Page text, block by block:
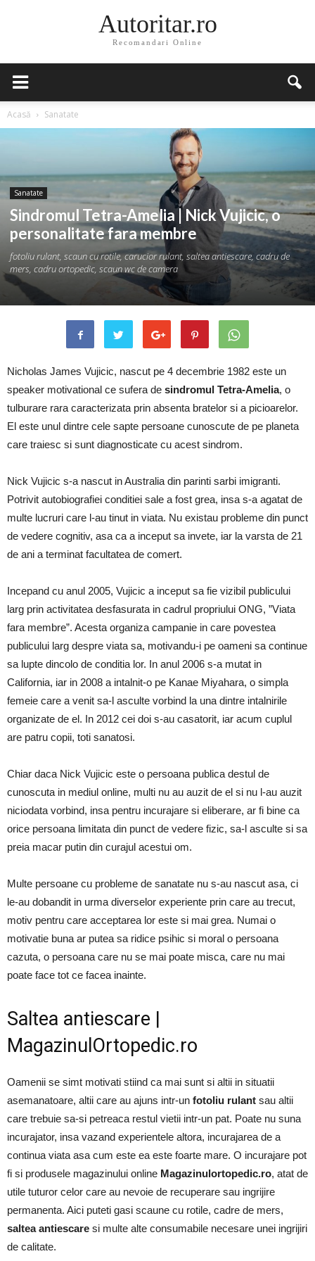
Autoritar.ro
Recomandari Online
Acasă Sanatate
Sanatate
Sindromul Tetra-Amelia | Nick Vujicic, o
personalitate fara membre
fotoliu rulant, scaun cu rotile, carucior rulant, saltea antiescare, cadru de
mers, cadru ortopedic, scaun wc de camera
Nicholas James Vujicic, nascut pe 4 decembrie 1982 este un
speaker motivational ce sufera de sindromul Tetra-Amelia, o
tulburare rara caracterizata prin absenta bratelor si a picioarelor.
El este unul dintre cele sapte persoane cunoscute de pe planeta
care traiesc si sunt diagnosticate cu acest sindrom.
Nick Vujicic s-a nascut in Australia din parinti sarbi imigranti.
Potrivit autobiografiei conditiei sale a fost grea, insa s-a agatat de
multe lucruri care l-au tinut in viata. Nu existau probleme din punct
de vedere cognitiv, asa ca a inceput sa invete, iar la varsta de 21
de ani a terminat facultatea de comert.
Incepand cu anul 2005, Vujicic a inceput sa fie vizibil publicului
larg prin activitatea desfasurata in cadrul propriului ONG, ”Viata
fara membre”. Acesta organiza campanie in care povestea
publicului larg despre viata sa, motivandu-i pe oameni sa continue
sa lupte dincolo de conditia lor. In anul 2006 s-a mutat in
California, iar in 2008 a intalnit-o pe Kanae Miyahara, o simpla
femeie care a venit sa-l asculte vorbind la una dintre intalnirile
organizate de el. In 2012 cei doi s-au casatorit, iar acum cuplul
are patru copii, toti sanatosi.
Chiar daca Nick Vujicic este o persoana publica destul de
cunoscuta in mediul online, multi nu au auzit de el si nu l-au auzit
niciodata vorbind, insa pentru incurajare si eliberare, ar fi bine ca
orice persoana limitata din punct de vedere fizic, sa-l asculte si sa
preia macar putin din curajul acestui om.
Multe persoane cu probleme de sanatate nu s-au nascut asa, ci
le-au dobandit in urma diverselor experiente prin care au trecut,
motiv pentru care acceptarea lor este si mai grea. Numai o
motivatie buna ar putea sa ridice psihic si moral o persoana
cazuta, o persoana care nu se mai poate misca, care nu mai
poate face tot ce facea inainte.
Saltea antiescare |
MagazinulOrtopedic.ro
Oamenii se simt motivati stiind ca mai sunt si altii in situatii
asemanatoare, altii care au ajuns intr-un fotoliu rulant sau altii
care trebuie sa-si petreaca restul vietii intr-un pat. Poate nu suna
incurajator, insa vazand experientele altora, incurajarea de a
continua viata asa cum este ea este foarte mare. O incurajare pot
fi si produsele magazinului online Magazinulortopedic.ro, atat de
utile tuturor celor care au nevoie de recuperare sau ingrijire
permanenta. Aici puteti gasi scaune cu rotile, cadre de mers,
saltea antiescare si multe alte consumabile necesare unei ingrijiri
de calitate.